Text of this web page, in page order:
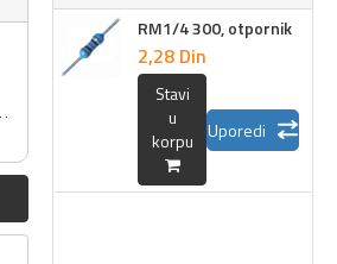
RM1/4 300, otpornik
2,28 Din
Stavi
u
korpu
Uporedi